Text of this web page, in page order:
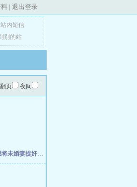
| 退出登录
站内短信
别的站
翻页 夜间
婚妻捉奸在床